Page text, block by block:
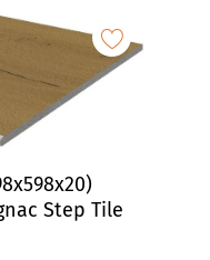
Step Tile